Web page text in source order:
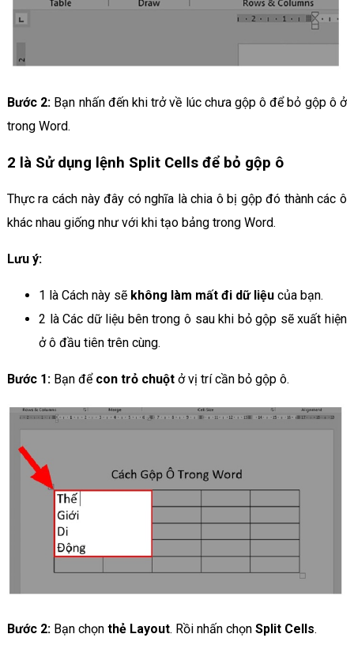
Bước 2: Bạn nhấn đến khi trở về lúc chưa gộp ô để bỏ gộp ô ở
trong Word.
2 là Sử dụng lệnh Split Cells để bỏ gộp ô
Thực ra cách này đây có nghĩa là chia ô bị gộp đó thành các ô
khác nhau giống như với khi tạo bảng trong Word.
Lưu ý:
1 là Cách này sẽ không làm mất đi dữ liệucủa bạn.
2 là Các dữ liệu bên trong ô sau khi bỏ gộp sẽ xuất hiện
ở ô đầu tiên trên cùng.
Bước 1:Bạn để con trỏ chuộtở vị trí cần bỏ gộp ô.
Bước 2:Bạn chọn thẻ Layout. Rồi nhấn chọn Split Cells.